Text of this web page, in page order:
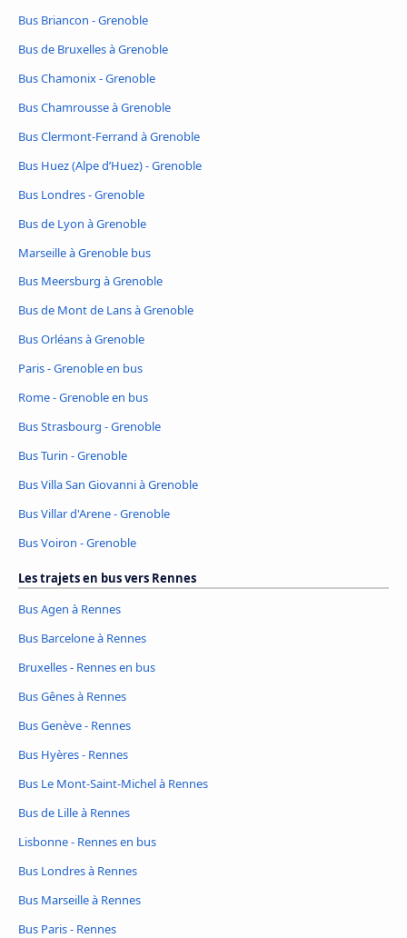
Bus Briancon - Grenoble
Bus de Bruxelles à Grenoble
Bus Chamonix - Grenoble
Bus Chamrousse à Grenoble
Bus Clermont-Ferrand à Grenoble
Bus Huez (Alpe d’Huez) - Grenoble
Bus Londres - Grenoble
Bus de Lyon à Grenoble
Marseille à Grenoble bus
Bus Meersburg à Grenoble
Bus de Mont de Lans à Grenoble
Bus Orléans à Grenoble
Paris - Grenoble en bus
Rome - Grenoble en bus
Bus Strasbourg - Grenoble
Bus Turin - Grenoble
Bus Villa San Giovanni à Grenoble
Bus Villar d'Arene - Grenoble
Bus Voiron - Grenoble
Les trajets en bus vers Rennes
Bus Agen à Rennes
Bus Barcelone à Rennes
Bruxelles - Rennes en bus
Bus Gênes à Rennes
Bus Genève - Rennes
Bus Hyères - Rennes
Bus Le Mont-Saint-Michel à Rennes
Bus de Lille à Rennes
Lisbonne - Rennes en bus
Bus Londres à Rennes
Bus Marseille à Rennes
Bus Paris - Rennes